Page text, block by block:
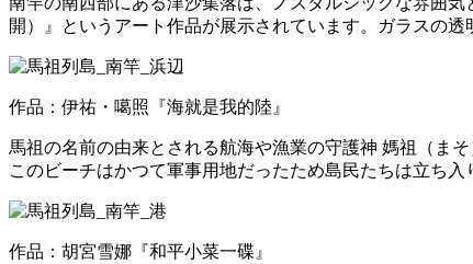
開）』というアート作品が展示されています。ガラスの
作品：伊祐・噶照『海就是我的陸』
馬祖の名前の由来とされる航海や漁業の守護神 媽祖（ま
このビーチはかつて軍事用地だったため島民たちは立ち
作品：胡宮雪娜『和平小菜一碟』